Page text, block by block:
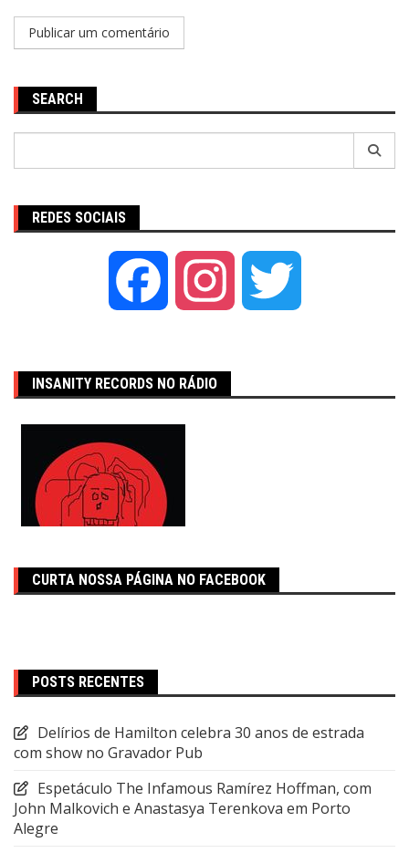
SEARCH
REDES SOCIAIS
Facebook Instagram
INSANITY RECORDS NO RÁDIO
CURTA NOSSA PÁGINA NO FACEBOOK
POSTS RECENTES
Delírios de Hamilton celebra 30 anos de estrada
com show no Gravador Pub
Espetáculo The Infamous Ramírez Hoffman, com
John Malkovich e Anastasya Terenkova em Porto
Alegre